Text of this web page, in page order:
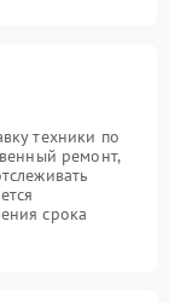
техники по
ремонт,
срока